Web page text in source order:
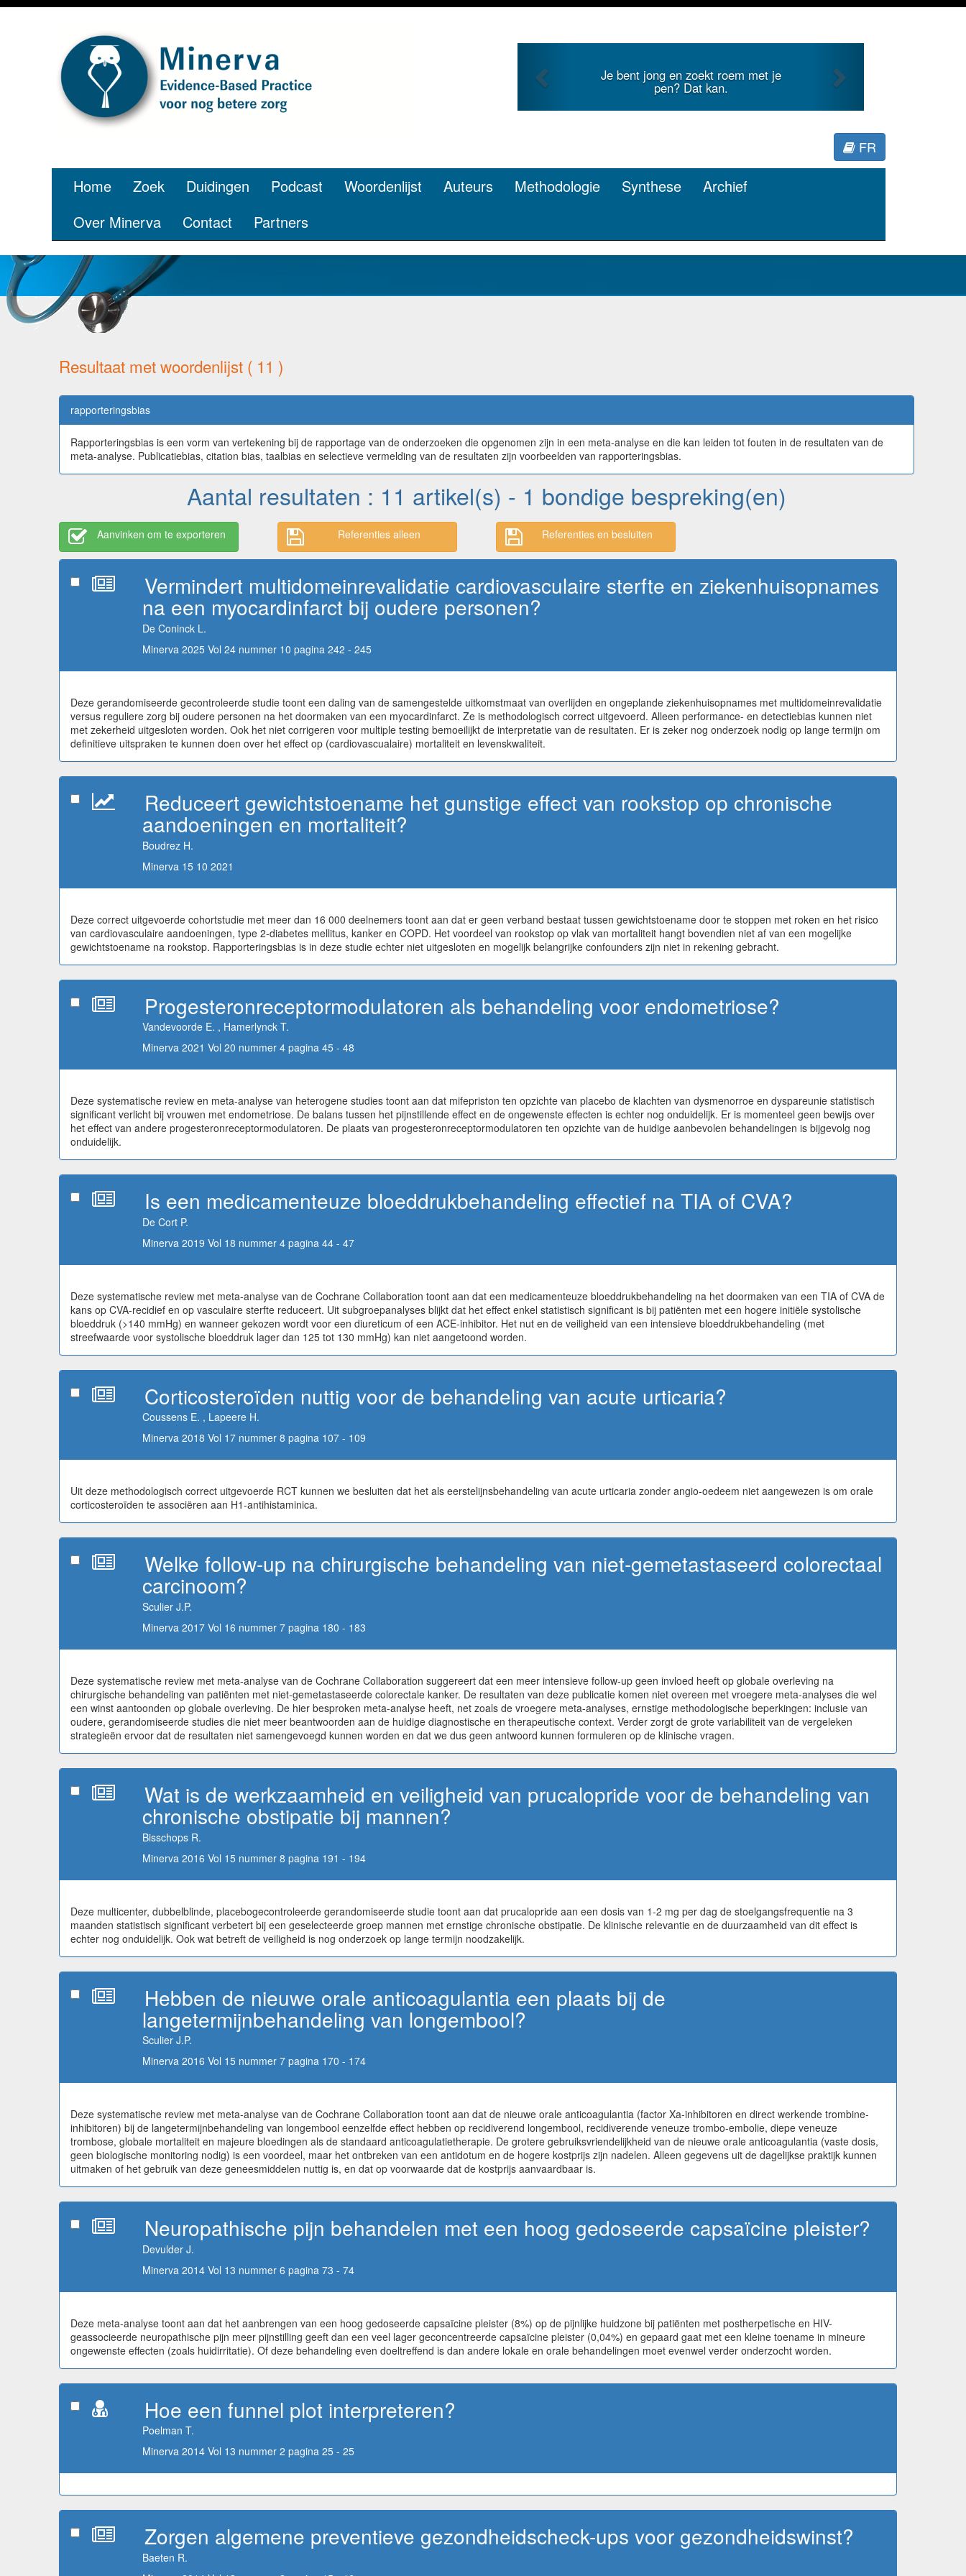
Je duidt internationale literatuur voor
Minerva.
FR
Home Zoek Duidingen Podcast Woordenlijst Auteurs Methodologie Synthese
Archief
Over Minerva
Contact Partners
Resultaat met woordenlijst ( 11 )
rapporteringsbias
Rapporteringsbias is een vorm van vertekening bij de rapportage van de onderzoeken die opgenomen zijn in een meta-analyse en die kan leiden tot fouten in de resultaten van de
meta-analyse. Publicatiebias, citation bias, taalbias en selectieve vermelding van de resultaten zijn voorbeelden van rapporteringsbias.
Aantal resultaten : 11 artikel(s) - 1 bondige bespreking(en)
Aanvinken om te exporteren Referenties alleen Referenties en besluiten
Vermindert multidomeinrevalidatie cardiovasculaire sterfte en ziekenhuisopnames
na een myocardinfarct bij oudere personen?
De Coninck L.
Minerva 2025 Vol 24 nummer 10 pagina 242 - 245
Deze gerandomiseerde gecontroleerde studie toont een daling van de samengestelde uitkomstmaat van overlijden en ongeplande ziekenhuisopnames met multidomeinrevalidatie
versus reguliere zorg bij oudere personen na het doormaken van een myocardinfarct. Ze is methodologisch correct uitgevoerd. Alleen performance- en detectiebias kunnen niet
met zekerheid uitgesloten worden. Ook het niet corrigeren voor multiple testing bemoeilijkt de interpretatie van de resultaten. Er is zeker nog onderzoek nodig op lange termijn om
definitieve uitspraken te kunnen doen over het effect op (cardiovascualaire) mortaliteit en levenskwaliteit.
Reduceert gewichtstoename het gunstige effect van rookstop op chronische
aandoeningen en mortaliteit?
Boudrez H.
Minerva 15 10 2021
Deze correct uitgevoerde cohortstudie met meer dan 16 000 deelnemers toont aan dat er geen verband bestaat tussen gewichtstoename door te stoppen met roken en het risico
van cardiovasculaire aandoeningen, type 2-diabetes mellitus, kanker en COPD. Het voordeel van rookstop op vlak van mortaliteit hangt bovendien niet af van een mogelijke
gewichtstoename na rookstop. Rapporteringsbias is in deze studie echter niet uitgesloten en mogelijk belangrijke confounders zijn niet in rekening gebracht.
Progesteronreceptormodulatoren als behandeling voor endometriose?
Vandevoorde E. , Hamerlynck T.
Minerva 2021 Vol 20 nummer 4 pagina 45 - 48
Deze systematische review en meta-analyse van heterogene studies toont aan dat mifepriston ten opzichte van placebo de klachten van dysmenorroe en dyspareunie statistisch
significant verlicht bij vrouwen met endometriose. De balans tussen het pijnstillende effect en de ongewenste effecten is echter nog onduidelijk. Er is momenteel geen bewijs over
het effect van andere progesteronreceptormodulatoren. De plaats van progesteronreceptormodulatoren ten opzichte van de huidige aanbevolen behandelingen is bijgevolg nog
onduidelijk.
Is een medicamenteuze bloeddrukbehandeling effectief na TIA of CVA?
De Cort P.
Minerva 2019 Vol 18 nummer 4 pagina 44 - 47
Deze systematische review met meta-analyse van de Cochrane Collaboration toont aan dat een medicamenteuze bloeddrukbehandeling na het doormaken van een TIA of CVA de
kans op CVA-recidief en op vasculaire sterfte reduceert. Uit subgroepanalyses blijkt dat het effect enkel statistisch significant is bij patiënten met een hogere initiële systolische
bloeddruk (>140 mmHg) en wanneer gekozen wordt voor een diureticum of een ACE-inhibitor. Het nut en de veiligheid van een intensieve bloeddrukbehandeling (met
streefwaarde voor systolische bloeddruk lager dan 125 tot 130 mmHg) kan niet aangetoond worden.
Corticosteroïden nuttig voor de behandeling van acute urticaria?
Coussens E. , Lapeere H.
Minerva 2018 Vol 17 nummer 8 pagina 107 - 109
Uit deze methodologisch correct uitgevoerde RCT kunnen we besluiten dat het als eerstelijnsbehandeling van acute urticaria zonder angio-oedeem niet aangewezen is om orale
corticosteroïden te associëren aan H1-antihistaminica.
Welke follow-up na chirurgische behandeling van niet-gemetastaseerd colorectaal
carcinoom?
Sculier J.P.
Minerva 2017 Vol 16 nummer 7 pagina 180 - 183
Deze systematische review met meta-analyse van de Cochrane Collaboration suggereert dat een meer intensieve follow-up geen invloed heeft op globale overleving na
chirurgische behandeling van patiënten met niet-gemetastaseerde colorectale kanker. De resultaten van deze publicatie komen niet overeen met vroegere meta-analyses die wel
een winst aantoonden op globale overleving. De hier besproken meta-analyse heeft, net zoals de vroegere meta-analyses, ernstige methodologische beperkingen: inclusie van
oudere, gerandomiseerde studies die niet meer beantwoorden aan de huidige diagnostische en therapeutische context. Verder zorgt de grote variabiliteit van de vergeleken
strategieën ervoor dat de resultaten niet samengevoegd kunnen worden en dat we dus geen antwoord kunnen formuleren op de klinische vragen.
Wat is de werkzaamheid en veiligheid van prucalopride voor de behandeling van
chronische obstipatie bij mannen?
Bisschops R.
Minerva 2016 Vol 15 nummer 8 pagina 191 - 194
Deze multicenter, dubbelblinde, placebogecontroleerde gerandomiseerde studie toont aan dat prucalopride aan een dosis van 1-2 mg per dag de stoelgangsfrequentie na 3
maanden statistisch significant verbetert bij een geselecteerde groep mannen met ernstige chronische obstipatie. De klinische relevantie en de duurzaamheid van dit effect is
echter nog onduidelijk. Ook wat betreft de veiligheid is nog onderzoek op lange termijn noodzakelijk.
Hebben de nieuwe orale anticoagulantia een plaats bij de
langetermijnbehandeling van longembool?
Sculier J.P.
Minerva 2016 Vol 15 nummer 7 pagina 170 - 174
Deze systematische review met meta-analyse van de Cochrane Collaboration toont aan dat de nieuwe orale anticoagulantia (factor Xa-inhibitoren en direct werkende trombine-
inhibitoren) bij de langetermijnbehandeling van longembool eenzelfde effect hebben op recidiverend longembool, recidiverende veneuze trombo-embolie, diepe veneuze
trombose, globale mortaliteit en majeure bloedingen als de standaard anticoagulatietherapie. De grotere gebruiksvriendelijkheid van de nieuwe orale anticoagulantia (vaste dosis,
geen biologische monitoring nodig) is een voordeel, maar het ontbreken van een antidotum en de hogere kostprijs zijn nadelen. Alleen gegevens uit de dagelijkse praktijk kunnen
uitmaken of het gebruik van deze geneesmiddelen nuttig is, en dat op voorwaarde dat de kostprijs aanvaardbaar is.
Neuropathische pijn behandelen met een hoog gedoseerde capsaïcine pleister?
Devulder J.
Minerva 2014 Vol 13 nummer 6 pagina 73 - 74
Deze meta-analyse toont aan dat het aanbrengen van een hoog gedoseerde capsaïcine pleister (8%) op de pijnlijke huidzone bij patiënten met postherpetische en HIV-
geassocieerde neuropathische pijn meer pijnstilling geeft dan een veel lager geconcentreerde capsaïcine pleister (0,04%) en gepaard gaat met een kleine toename in mineure
ongewenste effecten (zoals huidirritatie). Of deze behandeling even doeltreffend is dan andere lokale en orale behandelingen moet evenwel verder onderzocht worden.
Hoe een funnel plot interpreteren?
Poelman T.
Minerva 2014 Vol 13 nummer 2 pagina 25 - 25
Zorgen algemene preventieve gezondheidscheck-ups voor gezondheidswinst?
Baeten R.